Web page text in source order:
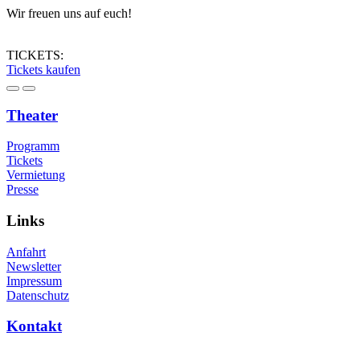
Wir freuen uns auf euch!
TICKETS:
Tickets kaufen
Theater
Programm
Tickets
Vermietung
Presse
Links
Anfahrt
Newsletter
Impressum
Datenschutz
Kontakt